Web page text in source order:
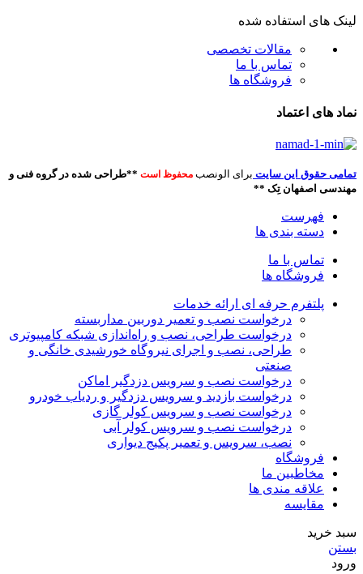
لینک های استفاده شده
مقالات تخصصی
تماس با ما
فروشگاه ها
نماد های اعتماد
تمامی حقوق این سایت برای الونصب محفوظ است **طراحی شده در گروه فنی و
مهندسی اصفهان تِک **
فهرست
دسته بندی ها
تماس با ما
فروشگاه ها
پلتفرم حرفه ای ارائه خدمات
درخواست نصب و تعمیر دوربین مداربسته
درخواست طراحی، نصب و راه‌اندازی شبکه کامپیوتری
طراحی، نصب و اجرای نیروگاه خورشیدی خانگی و
صنعتی
درخواست نصب و سرویس دزدگیر اماکن
درخواست بازدید و سرویس دزدگیر و ردیاب خودرو
درخواست نصب و سرویس کولر گازی
درخواست نصب و سرویس کولر آبی
نصب، سرویس و تعمیر پکیج دیواری
فروشگاه
مخاطبین ما
علاقه مندی ها
مقایسه
سبد خرید
بستن
ورود